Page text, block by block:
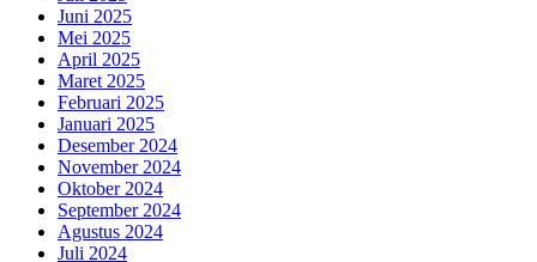
Juni 2025
Mei 2025
April 2025
Maret 2025
Februari 2025
Januari 2025
Desember 2024
November 2024
Oktober 2024
September 2024
Agustus 2024
Juli 2024